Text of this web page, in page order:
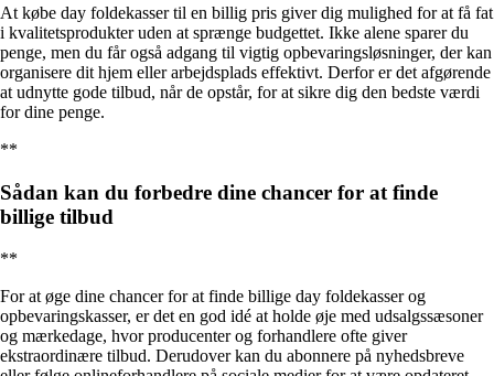
At købe day foldekasser til en billig pris giver dig mulighed for at få fat
i kvalitetsprodukter uden at sprænge budgettet. Ikke alene sparer du
penge, men du får også adgang til vigtig opbevaringsløsninger, der kan
organisere dit hjem eller arbejdsplads effektivt. Derfor er det afgørende
at udnytte gode tilbud, når de opstår, for at sikre dig den bedste værdi
for dine penge.
**
Sådan kan du forbedre dine chancer for at finde
billige tilbud
**
For at øge dine chancer for at finde billige day foldekasser og
opbevaringskasser, er det en god idé at holde øje med udsalgssæsoner
og mærkedage, hvor producenter og forhandlere ofte giver
ekstraordinære tilbud. Derudover kan du abonnere på nyhedsbreve